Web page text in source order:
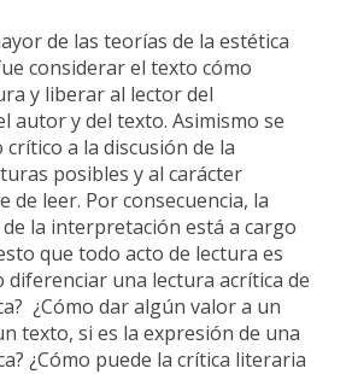
de las teorías de la estética
considerar el texto cómo
y liberar al lector del
autor y del texto. Asimismo se
a la discusión de la
posibles y al carácter
de leer. Por consecuencia, la
la interpretación está a cargo
que todo acto de lectura es
diferenciar una lectura acrítica de
¿Cómo dar algún valor a un
texto, si es la expresión de una
¿Cómo puede la crítica literaria